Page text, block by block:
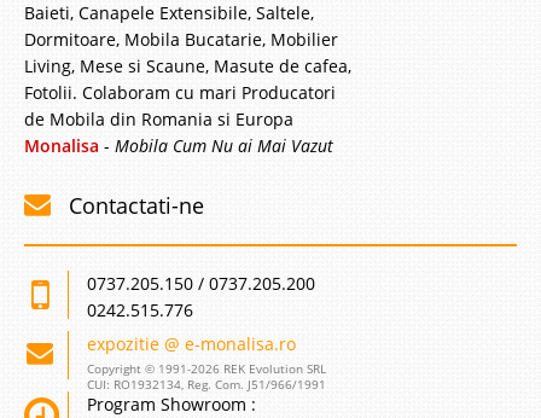
Baieti, Canapele Extensibile, Saltele,
Dormitoare, Mobila Bucatarie, Mobilier
Living, Mese si Scaune, Masute de cafea,
Fotolii. Colaboram cu mari Producatori
de Mobila din Romania si Europa
Monalisa - Mobila Cum Nu ai Mai Vazut
Contactati-ne
0737.205.150 / 0737.205.200
0242.515.776
expozitie @ e-monalisa.ro
Copyright © 1991-2026 REK Evolution SRL
CUI: RO1932134, Reg. Com. J51/966/1991
Program Showroom :